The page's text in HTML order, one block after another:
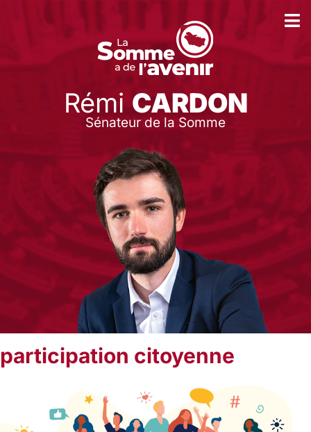
RémiCARDON
Sénateur de la Somme
participation citoyenne